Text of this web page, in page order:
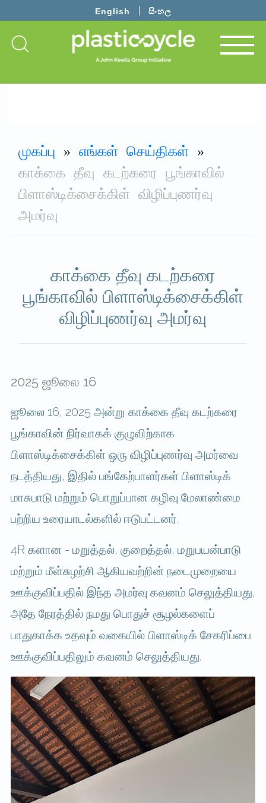
English සිංහල
முகப்பு » எங்கள் செய்திகள் »
காக்கை தீவு கடற்கரை பூங்காவில்
பிளாஸ்டிக்சைக்கிள் விழிப்புணர்வு
அமர்வு
காக்கை தீவு கடற்கரை
பூங்காவில் பிளாஸ்டிக்சைக்கிள்
விழிப்புணர்வு அமர்வு
2025 ஜூலை 16
ஜூலை 16, 2025 அன்று காக்கை தீவு கடற்கரை
பூங்காவின் நிர்வாகக் குழுவிற்காக
பிளாஸ்டிக்சைக்கிள் ஒரு விழிப்புணர்வு அமர்வை
நடத்தியது, இதில் பங்கேற்பாளர்கள் பிளாஸ்டிக்
மாசுபாடு மற்றும் பொறுப்பான கழிவு மேலாண்மை
பற்றிய உரையாடல்களில் ஈடுபட்டனர்.
4R களான - மறுத்தல், குறைத்தல், மறுபயன்பாடு
மற்றும் மீள்சுழற்சி ஆகியவற்றின் நடைமுறையை
ஊக்குவிப்பதில் இந்த அமர்வு கவனம் செலுத்தியது,
அதே நேரத்தில் நமது பொதுச் சூழல்களைப்
பாதுகாக்க உதவும் வகையில் பிளாஸ்டிக் சேகரிப்பை
ஊக்குவிப்பதிலும் கவனம் செலுத்தியது.